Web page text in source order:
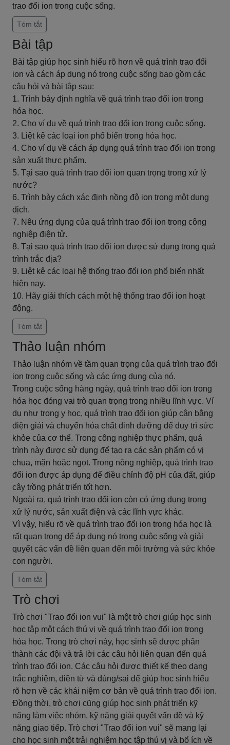
trao đổi ion trong cuộc sống.
Tóm tắt
Bài tập
Bài tập giúp học sinh hiểu rõ hơn về quá trình trao đổi
ion và cách áp dụng nó trong cuộc sống bao gồm các
câu hỏi và bài tập sau:
1. Trình bày định nghĩa về quá trình trao đổi ion trong
hóa học.
2. Cho ví dụ về quá trình trao đổi ion trong cuộc sống.
3. Liệt kê các loại ion phổ biến trong hóa học.
4. Cho ví dụ về cách áp dụng quá trình trao đổi ion trong
sản xuất thực phẩm.
5. Tại sao quá trình trao đổi ion quan trọng trong xử lý
nước?
6. Trình bày cách xác định nồng độ ion trong một dung
dịch.
7. Nêu ứng dụng của quá trình trao đổi ion trong công
nghiệp điện tử.
8. Tại sao quá trình trao đổi ion được sử dụng trong quá
trình trắc địa?
9. Liệt kê các loại hệ thống trao đổi ion phổ biến nhất
hiện nay.
10. Hãy giải thích cách một hệ thống trao đổi ion hoạt
động.
Tóm tắt
Thảo luận nhóm
Thảo luận nhóm về tầm quan trọng của quá trình trao đổi
ion trong cuộc sống và các ứng dụng của nó.
Trong cuộc sống hàng ngày, quá trình trao đổi ion trong
hóa học đóng vai trò quan trọng trong nhiều lĩnh vực. Ví
dụ như trong y học, quá trình trao đổi ion giúp cân bằng
điện giải và chuyển hóa chất dinh dưỡng để duy trì sức
khỏe của cơ thể. Trong công nghiệp thực phẩm, quá
trình này được sử dụng để tạo ra các sản phẩm có vị
chua, mặn hoặc ngọt. Trong nông nghiệp, quá trình trao
đổi ion được áp dụng để điều chỉnh độ pH của đất, giúp
cây trồng phát triển tốt hơn.
Ngoài ra, quá trình trao đổi ion còn có ứng dụng trong
xử lý nước, sản xuất điện và các lĩnh vực khác.
Vì vậy, hiểu rõ về quá trình trao đổi ion trong hóa học là
rất quan trọng để áp dụng nó trong cuộc sống và giải
quyết các vấn đề liên quan đến môi trường và sức khỏe
con người.
Tóm tắt
Trò chơi
Trò chơi "Trao đổi ion vui" là một trò chơi giúp học sinh
học tập một cách thú vị về quá trình trao đổi ion trong
hóa học. Trong trò chơi này, học sinh sẽ được phân
thành các đội và trả lời các câu hỏi liên quan đến quá
trình trao đổi ion. Các câu hỏi được thiết kế theo dạng
trắc nghiệm, điền từ và đúng/sai để giúp học sinh hiểu
rõ hơn về các khái niệm cơ bản về quá trình trao đổi ion.
Đồng thời, trò chơi cũng giúp học sinh phát triển kỹ
năng làm việc nhóm, kỹ năng giải quyết vấn đề và kỹ
năng giao tiếp. Trò chơi "Trao đổi ion vui" sẽ mang lại
cho học sinh một trải nghiệm học tập thú vị và bổ ích về